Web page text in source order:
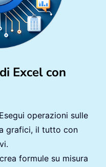
Excel con
operazioni sulle
grafici, il tutto con
formule su misura